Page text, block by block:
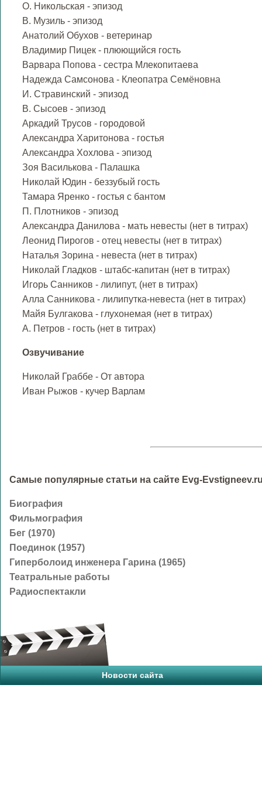
О. Никольская - эпизод
В. Музиль - эпизод
Анатолий Обухов - ветеринар
Владимир Пицек - плюющийся гость
Варвара Попова - сестра Млекопитаева
Надежда Самсонова - Клеопатра Семёновна
И. Стравинский - эпизод
В. Сысоев - эпизод
Аркадий Трусов - городовой
Александра Харитонова - гостья
Александра Хохлова - эпизод
Зоя Василькова - Палашка
Николай Юдин - беззубый гость
Тамара Яренко - гостья с бантом
П. Плотников - эпизод
Александра Данилова - мать невесты (нет в титрах)
Леонид Пирогов - отец невесты (нет в титрах)
Наталья Зорина - невеста (нет в титрах)
Николай Гладков - штабс-капитан (нет в титрах)
Игорь Санников - лилипут, (нет в титрах)
Алла Санникова - лилипутка-невеста (нет в титрах)
Майя Булгакова - глухонемая (нет в титрах)
А. Петров - гость (нет в титрах)
Озвучивание
Николай Граббе - От автора
Иван Рыжов - кучер Варлам
Самые популярные статьи на сайте Evg-
Биография
Фильмография
Бег (1970)
Поединок (1957)
Гиперболоид инженера Гарина (1965)
Театральные работы
Радиоспектакли
Новости сайта